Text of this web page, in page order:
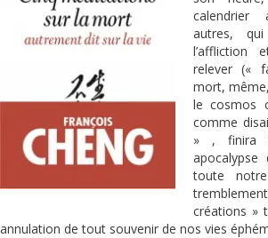
calendrier
autres,
relever («
mort,
le cosmos
comme
» , finira
toute
créations »
annulation de tout souvenir de nos vies